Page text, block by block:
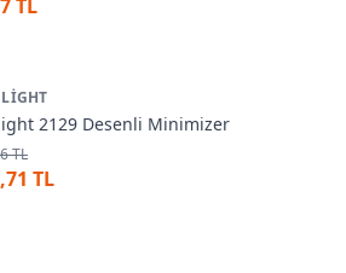
TL
2129 Desenli Minimizer
TL
TL